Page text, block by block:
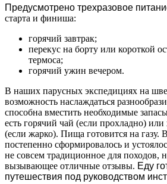
Предусмотрено трехразовое
старта и финиша:
горячий завтрак;
перекус на борту или короткой
термоса;
горячий ужин вечером.
В наших парусных экспедициях на
возможность наслаждаться
способна вместить необходимые
есть горячий чай (если прохладно)
(если жарко). Пища готовится на газу.
постепенно сформировалось и
не совсем традиционное для походов,
вызывающее отличные отзывы. Еду
путешествия под руководством